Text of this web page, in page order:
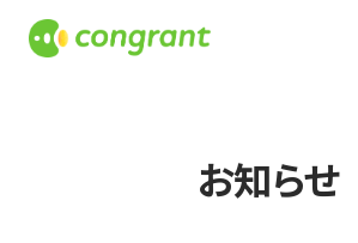
お知らせ